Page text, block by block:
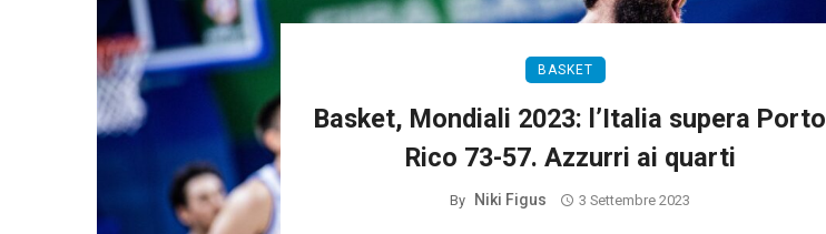
BASKET
Basket, Mondiali 2023: l’Italia supera Porto
Rico 73-57. Azzurri ai quarti
By Niki Figus 3 Settembre 2023